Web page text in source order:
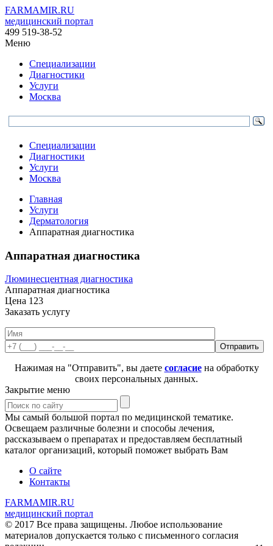
FARMAMIR.RU
медицинский портал
499 519-38-52
Меню
Специализации
Диагностики
Услуги
Москва
Специализации
Диагностики
Услуги
Москва
Главная
Услуги
Дерматология
Аппаратная диагностика
Аппаратная диагностика
Люминесцентная диагностика
Аппаратная диагностика
Цена 123
Заказать услугу
Нажимая на "Отправить", вы даете согласиена обработку
своих персональных данных.
Закрытие меню
Мы самый большой портал по медицинской тематике.
Освещаем различные болезни и способы лечения,
рассказываем о препаратах и предоставляем бесплатный
каталог организаций, который поможет выбрать Вам
О сайте
Контакты
FARMAMIR.RU
медицинский портал
© 2017 Все права защищены. Любое использование
материалов допускается только с письменного согласия